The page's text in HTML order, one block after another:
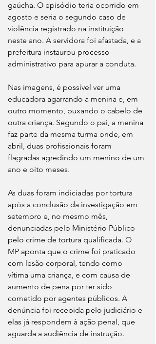
gaúcha. O episódio teria ocorrido em
agosto e seria o segundo caso de
violência registrado na instituição
neste ano. A servidora foi afastada, e a
prefeitura instaurou processo
administrativo para apurar a conduta.
Nas imagens, é possível ver uma
educadora agarrando a menina e, em
outro momento, puxando o cabelo de
outra criança. Segundo o pai, a menina
faz parte da mesma turma onde, em
abril, duas profissionais foram
flagradas agredindo um menino de um
ano e oito meses.
As duas foram indiciadas por tortura
após a conclusão da investigação em
setembro e, no mesmo mês,
denunciadas pelo Ministério Público
pelo crime de tortura qualificada. O
MP aponta que o crime foi praticado
com lesão corporal, tendo como
vítima uma criança, e com causa de
aumento de pena por ter sido
cometido por agentes públicos. A
denúncia foi recebida pelo judiciário e
elas já respondem à ação penal, que
aguarda a audiência de instrução.